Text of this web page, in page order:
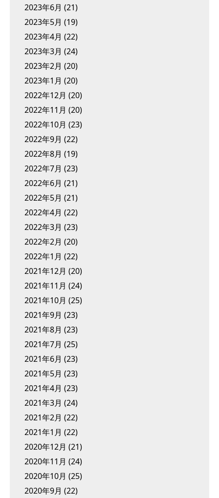
2023年6月 (21)
2023年5月 (19)
2023年4月 (22)
2023年3月 (24)
2023年2月 (20)
2023年1月 (20)
2022年12月 (20)
2022年11月 (20)
2022年10月 (23)
2022年9月 (22)
2022年8月 (19)
2022年7月 (23)
2022年6月 (21)
2022年5月 (21)
2022年4月 (22)
2022年3月 (23)
2022年2月 (20)
2022年1月 (22)
2021年12月 (20)
2021年11月 (24)
2021年10月 (25)
2021年9月 (23)
2021年8月 (23)
2021年7月 (25)
2021年6月 (23)
2021年5月 (23)
2021年4月 (23)
2021年3月 (24)
2021年2月 (22)
2021年1月 (22)
2020年12月 (21)
2020年11月 (24)
2020年10月 (25)
2020年9月 (22)